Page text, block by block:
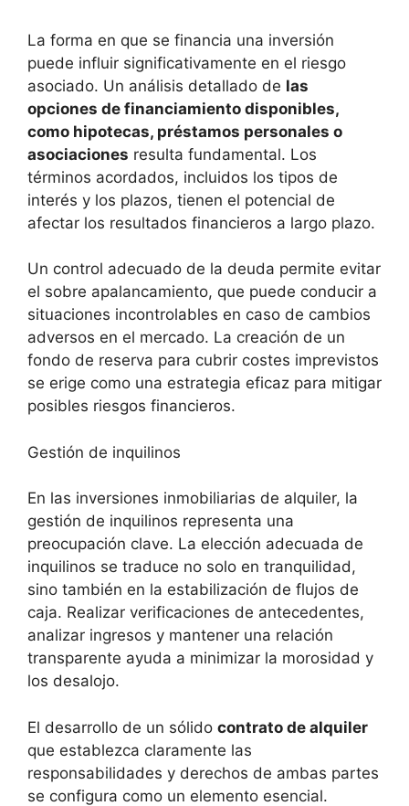
La forma ‌en que‍ se financia una ⁣inversión
puede influir significativamente en el riesgo
asociado. Un análisis detallado de las
opciones de financiamiento disponibles,
como ​hipotecas, préstamos personales o
asociaciones resulta fundamental. Los
términos acordados, incluidos ⁤los tipos de
‍interés ‍y los⁢ plazos, tienen el potencial de
⁤afectar los resultados ‌financieros a largo plazo.
Un control adecuado⁣ de ‌la deuda permite ‍evitar
el ‌sobre apalancamiento, que ⁤puede conducir a
⁢situaciones incontrolables en caso de cambios
adversos en el mercado. La creación de un
fondo de reserva para cubrir costes imprevistos
se erige como una⁢ estrategia eficaz para mitigar
posibles riesgos financieros.
Gestión de‍ inquilinos
En las inversiones inmobiliarias de⁣ alquiler,⁢ la
gestión de inquilinos representa una⁤
preocupación clave. La elección adecuada ⁣de
inquilinos se ​traduce no solo en tranquilidad,
sino también en la ‍estabilización de flujos de
caja. Realizar verificaciones de antecedentes,
analizar ingresos y mantener una relación
transparente ayuda a minimizar la morosidad y
⁤los‌ desalojo.
El ​desarrollo de un ⁣sólido contrato de alquiler
que establezca⁤ claramente las ​
responsabilidades y derechos de ambas partes
se configura como‌ un elemento esencial.‍